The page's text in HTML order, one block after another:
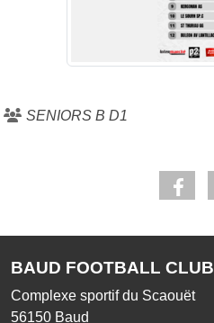
SENIORS B D1
BAUD FOOTBALL CLUB
Complexe sportif du Scaouët
56150 Baud